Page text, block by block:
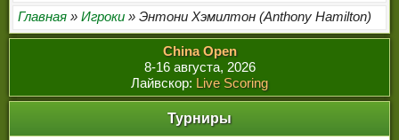
Главная » Игроки » Энтони Хэмилтон (Anthony Hamilton)
China Open
8-16 августа, 2026
Лайвскор: Live Scoring
Турниры